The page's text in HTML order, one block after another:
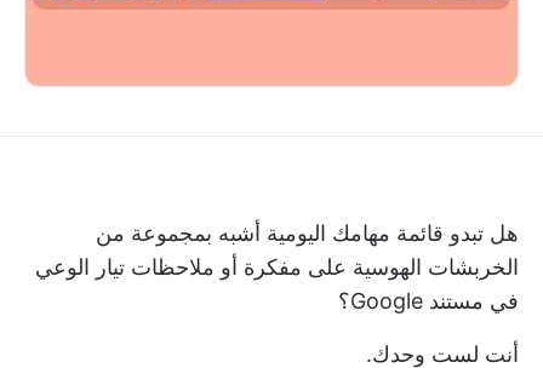
هل تبدو قائمة مهامك اليومية أشبه بمجموعة من
الخربشات الهوسية على مفكرة أو ملاحظات تيار الوعي
في مستند Google؟
أنت لست وحدك.